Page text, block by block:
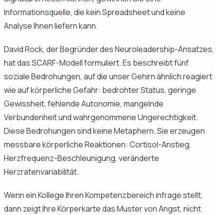
Informationsquelle, die kein Spreadsheet und keine
Analyse Ihnen liefern kann.
David Rock, der Begründer des Neuroleadership-Ansatzes,
hat das SCARF-Modell formuliert. Es beschreibt fünf
soziale Bedrohungen, auf die unser Gehirn ähnlich reagiert
wie auf körperliche Gefahr: bedrohter Status, geringe
Gewissheit, fehlende Autonomie, mangelnde
Verbundenheit und wahrgenommene Ungerechtigkeit.
Diese Bedrohungen sind keine Metaphern. Sie erzeugen
messbare körperliche Reaktionen: Cortisol-Anstieg,
Herzfrequenz-Beschleunigung, veränderte
Herzratenvariabilität.
Wenn ein Kollege Ihren Kompetenzbereich infrage stellt,
dann zeigt Ihre Körperkarte das Muster von Angst, nicht